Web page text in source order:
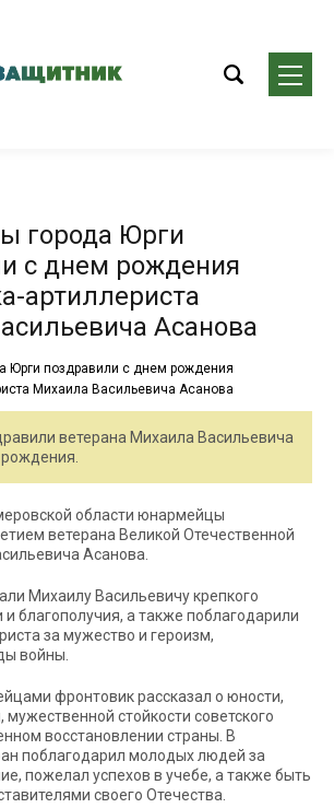
города Юрги
с днем рождения
артиллериста
Асанова
ветерана Михаила Васильевича
области юнармейцы
ветерана Великой Отечественной
Асанова.
Михаилу Васильевичу крепкого
и благополучия, а также поблагодарили
за мужество и героизм,
войны.
фронтовик рассказал о юности,
стойкости советского
восстановлении страны. В
поблагодарил молодых людей за
пожелал успехов в учебе, а также быть
своего Отечества.